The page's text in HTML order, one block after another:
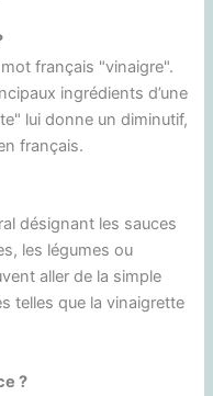
français "vinaigre".
ingrédients d’une
lui donne un diminutif,
français.
désignant les sauces
les légumes ou
aller de la simple
telles que la vinaigrette
?